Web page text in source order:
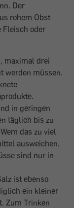
Der
rohem Obst
Fleisch oder
maximal drei
werden müssen.
in geringen
täglich bis zu
das zu viel
ausweichen.
sind nur in
ist ebenso
ein kleiner
Zum Trinken